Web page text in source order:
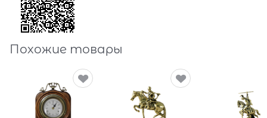
Похожие товары